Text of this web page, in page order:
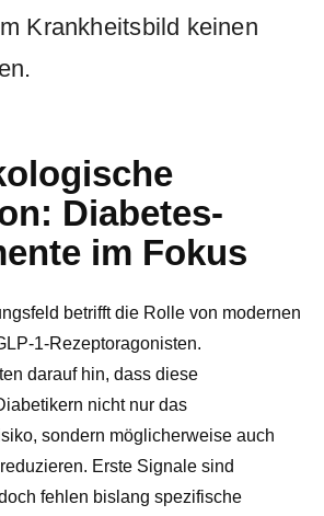
Krankheitsbild keinen
Diabetes-
im Fokus
betrifft die Rolle von modernen
1-Rezeptoragonisten.
darauf hin, dass diese
nicht nur das
sondern möglicherweise auch
Erste Signale sind
fehlen bislang spezifische